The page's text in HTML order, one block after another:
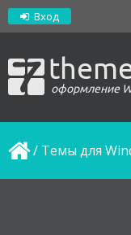
Вход
оформление
/ Темы для